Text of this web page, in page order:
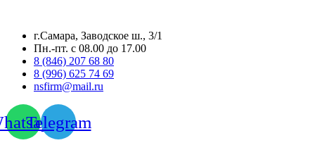
г.Самара, Заводское ш., 3/1
Пн.-пт. с 08.00 до 17.00
8 (846) 207 68 80
8 (996) 625 74 69
nsfirm@mail.ru
Telegram